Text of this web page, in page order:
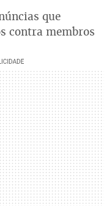
que
contra membros